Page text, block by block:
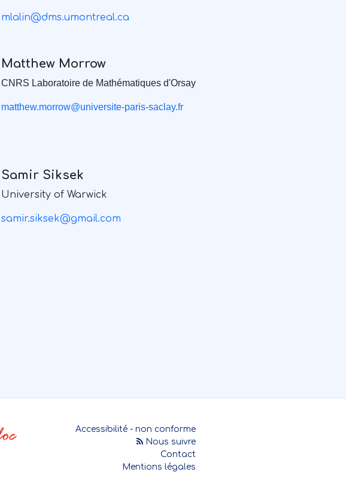
mlalin@dms.umontreal.ca
Matthew Morrow
CNRS Laboratoire de Mathématiques d'Orsay
matthew.morrow@universite-paris-saclay.fr
Samir Siksek
University of Warwick
samir.siksek@gmail.com
Accessibilité - non conforme
Nous suivre
Contact
Mentions légales